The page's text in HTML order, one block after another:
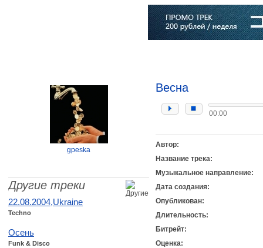
gpeska
Другие треки
22.08.2004,Ukraine
Techno
Осень
Funk & Disco
Весна
00:00
Автор:
Название трека:
Музыкальное направление:
Дата создания:
Опубликован:
Длительность:
Битрейт:
Оценка: